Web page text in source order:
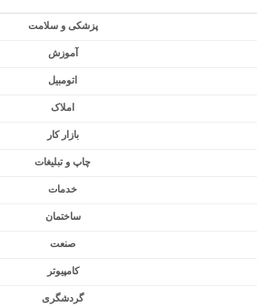
پزشکی و سلامت
آموزش
اتومبیل
املاک
بازار کار
چاپ و تبلیغات
خدمات
ساختمان
صنعت
کامپیوتر
گردشگری